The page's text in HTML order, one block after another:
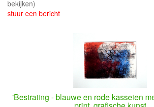
bekijken)
stuur een bericht
'Bestrating - blauwe en rode kasseien